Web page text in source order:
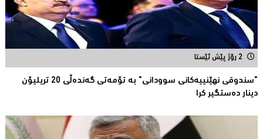
2 رۆژ پێش ئێستا
"سندوقی نهێنییەكانی سوودانی" بە تۆمەتی گەندەڵی 20 تریلیۆن
دینار دەستگیر كرا